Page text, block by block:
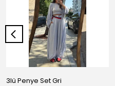
3lü Penye Set Gri